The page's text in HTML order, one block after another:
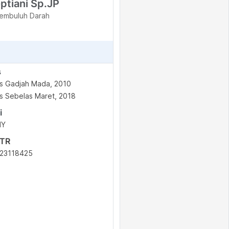
Sp.JP
Darah
Gadjah Mada, 2010
Sebelas Maret, 2018